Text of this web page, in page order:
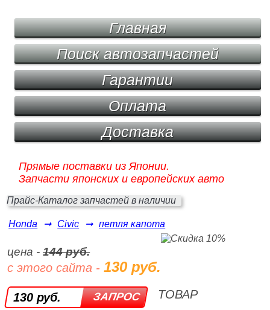
Главная
Поиск автозапчастей
Гарантии
Оплата
Доставка
Прямые поставки из Японии.
Запчасти японских и европейских авто
Прайс-Каталог запчастей в наличии
Honda ➞ Civic ➞ петля капота
цена -144 руб.
с этого сайта -130 руб.
130 руб. ТОВАР